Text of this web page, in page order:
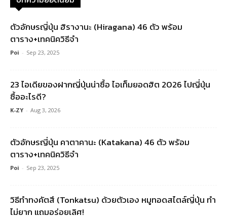
ตัวอักษรญี่ปุ่น ฮิรางานะ (Hiragana) 46 ตัว พร้อม
ตาราง+เทคนิควิธีจำ
Poi - Sep 23, 2025
23 ไอเดียของฝากญี่ปุ่นน่าซื้อ ไอเท็มยอดฮิต 2026 ไปญี่ปุ่น
ซื้ออะไรดี?
K-ZY - Aug 3, 2026
ตัวอักษรญี่ปุ่น คาตาคานะ (Katakana) 46 ตัว พร้อม
ตาราง+เทคนิควิธีจำ
Poi - Sep 23, 2025
วิธีทำทงคัตสึ (Tonkatsu) ด้วยตัวเอง หมูทอดสไตล์ญี่ปุ่น ทำ
ไม่ยาก แถมอร่อยเลิศ!